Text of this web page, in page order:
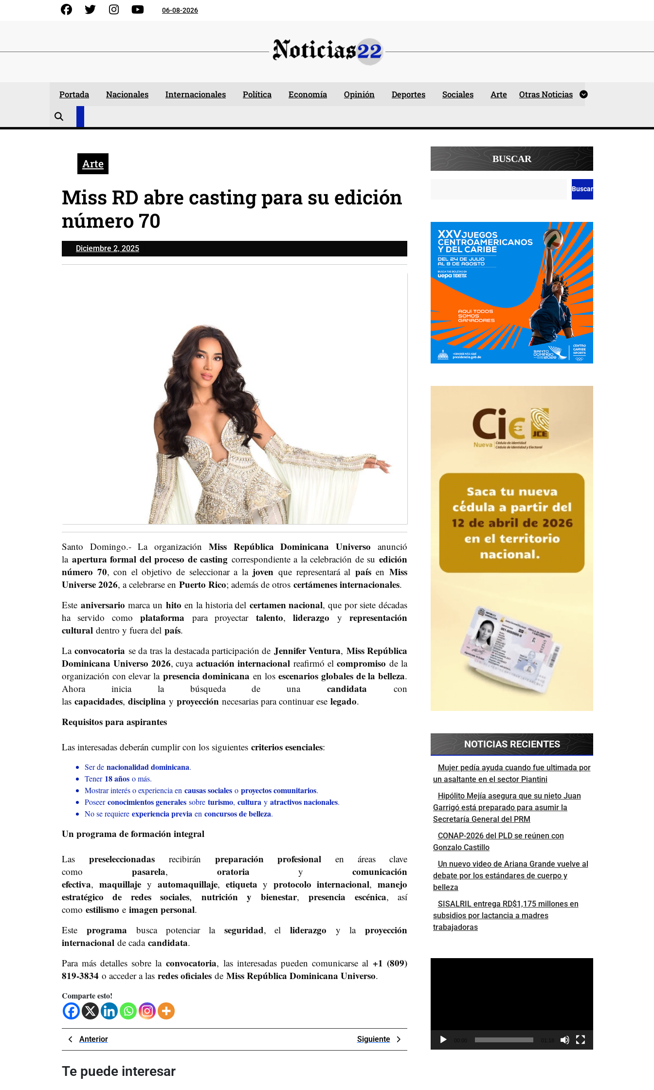
FacebookGorjeo InstagramYouTube06-08-2026
Portada Nacionales Internacionales Política Economía Opinión Deportes Sociales Arte Otras Noticias
Arte
Miss RD abre casting para su edición
número 70
Diciembre 2, 2025Diciembre
2,
Santo Domingo.- La organización Miss República Dominicana Universo anunció
la apertura formal del proceso de casting correspondiente a la celebración de suedición
número 70, con el objetivo de seleccionar a la joven que representará al paísenMiss
Universe 2026, a celebrarse en Puerto Rico; además de otros certámenes internacionales.
Este aniversario marca un hito en la historia del certamen nacional, que por siete décadas
ha servido comoplataforma para proyectar talento,liderazgo yrepresentación
cultural dentro y fuera del país.
Laconvocatoria se da tras la destacada participación de Jennifer Ventura, Miss República
Dominicana Universo 2026, cuyaactuación internacional reafirmó elcompromiso de la
organización con elevar la presencia dominicana en losescenarios globales de la belleza.
Ahora inicia la búsqueda de unacandidata con
las capacidades, disciplina y proyección necesarias para continuar ese legado.
Requisitos para aspirantes
Las interesadas deberán cumplir con los siguientes criterios esenciales:
Ser de nacionalidad dominicana.
Tener 18 años o más.
Mostrar interés o experiencia en causas sociales o proyectos comunitarios.
Poseerconocimientos generales sobre turismo, cultura y atractivos nacionales.
No se requiere experiencia previa en concursos de belleza.
Un programa de formación integral
Las preseleccionadas recibirán preparación profesional en áreas clave
como pasarela, oratoria y comunicación
efectiva, maquillajey automaquillaje, etiqueta yprotocolo internacional, manejo
estratégico de redes sociales, nutrición y bienestar,presencia escénica, así
como estilismo e imagen personal.
Este programa busca potenciar la seguridad, elliderazgo y laproyección
internacional de cada candidata.
Para más detalles sobre laconvocatoria, las interesadas pueden comunicarse al +1 (809)
819-3834 o acceder a las redes oficiales de Miss República Dominicana Universo.
Comparte esto!
Navegación
de
entradas
AnteriorPrevious
Post
Siguiente
Post
Te puede interesar
BUSCAR
Buscar
NOTICIAS RECIENTES
Mujer pedía ayuda cuando fue ultimada por
un asaltante en el sector Piantini
Hipólito Mejía asegura que su nieto Juan
Garrigó está preparado para asumir la
Secretaría General del PRM
CONAP-2026 del PLD se reúnen con
Gonzalo Castillo
Un nuevo video de Ariana Grande vuelve al
debate por los estándares de cuerpo y
belleza
SISALRIL entrega RD$1,175 millones en
subsidios por lactancia a madres
trabajadoras
00:00 01:18